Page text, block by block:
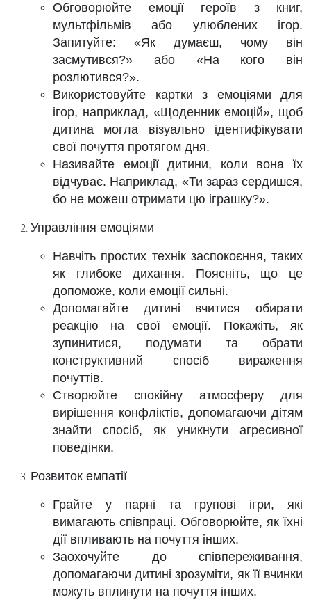
Обговорюйте емоції героїв з книг,
мультфільмів або улюблених ігор.
Запитуйте: «Як думаєш, чому він
засмутився?» або «На кого він
розлютився?».
Використовуйте картки з емоціями для
ігор, наприклад, «Щоденник емоцій», щоб
дитина могла візуально ідентифікувати
свої почуття протягом дня.
Називайте емоції дитини, коли вона їх
відчуває. Наприклад, «Ти зараз сердишся,
бо не можеш отримати цю іграшку?».
Управління емоціями
Навчіть простих технік заспокоєння, таких
як глибоке дихання. Поясніть, що це
допоможе, коли емоції сильні.
Допомагайте дитині вчитися обирати
реакцію на свої емоції. Покажіть, як
зупинитися, подумати та обрати
конструктивний спосіб вираження
почуттів.
Створюйте спокійну атмосферу для
вирішення конфліктів, допомагаючи дітям
знайти спосіб, як уникнути агресивної
поведінки.
Розвиток емпатії
Грайте у парні та групові ігри, які
вимагають співпраці. Обговорюйте, як їхні
дії впливають на почуття інших.
Заохочуйте до співпереживання,
допомагаючи дитині зрозуміти, як її вчинки
можуть вплинути на почуття інших.